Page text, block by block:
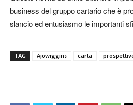
business del gruppo cartario che è
slancio ed entusiasmo le importanti
TAG Ajowiggins carta